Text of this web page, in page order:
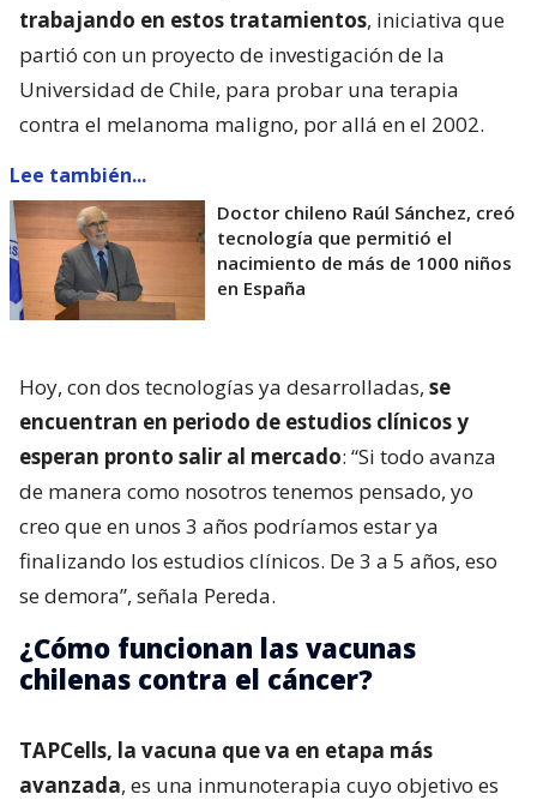
trabajando en estos tratamientos, iniciativa que
partió con un proyecto de investigación de la
Universidad de Chile, para probar una terapia
contra el melanoma maligno, por allá en el 2002.
Lee también...
Doctor chileno Raúl Sánchez, creó
tecnología que permitió el
nacimiento de más de 1000 niños
en España
Hoy, con dos tecnologías ya desarrolladas, se
encuentran en periodo de estudios clínicos y
esperan pronto salir al mercado: “Si todo avanza
de manera como nosotros tenemos pensado, yo
creo que en unos 3 años podríamos estar ya
finalizando los estudios clínicos. De 3 a 5 años, eso
se demora”, señala Pereda.
¿Cómo funcionan las vacunas
chilenas contra el cáncer?
TAPCells, la vacuna que va en etapa más
avanzada, es una inmunoterapia cuyo objetivo es